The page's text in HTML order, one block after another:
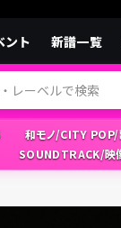
ント 新譜一覧
和モノ/CITY POP/
SOUNDTRACK/映